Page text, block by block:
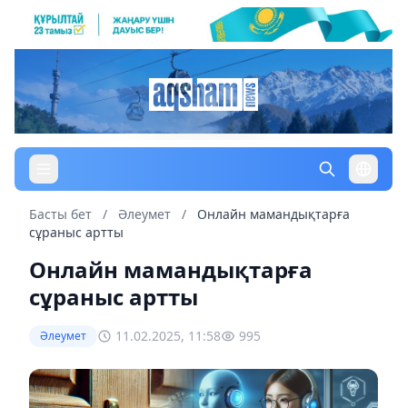
Басты бет / Әлеумет /
Онлайн мамандықтарға
сұраныс артты
Онлайн мамандықтарға
сұраныс артты
Әлеумет 11.02.2025, 11:58 995